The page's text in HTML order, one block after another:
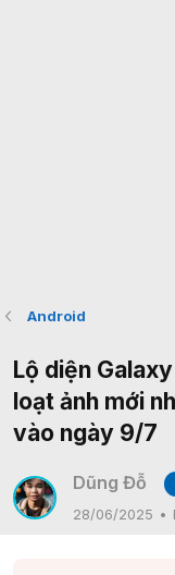
Android
Lộ diện
loạt ảnh mới
vào ngày 9/7
Dũng Đỗ
28/06/2025